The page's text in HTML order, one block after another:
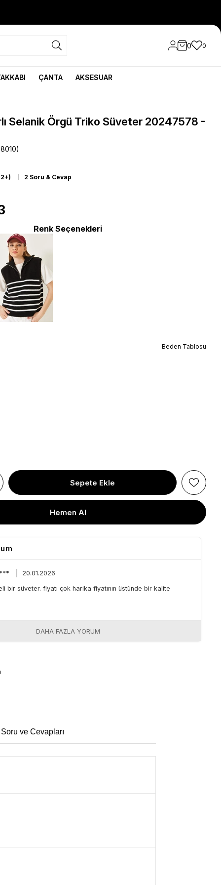
0 0
ÇANTA AKSESUAR
Selanik Örgü Triko Süveter 20247578 -
2 Soru & Cevap
Renk Seçenekleri
Beden Tablosu
20.01.2026
bir süveter. fiyatı çok harika fiyatının üstünde bir kalite
DAHA FAZLA YORUM
ve Cevapları